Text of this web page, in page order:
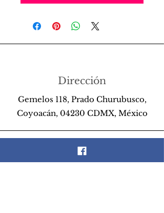
Dirección
Gemelos 118, Prado Churubusco,
Coyoacán, 04230 CDMX, México
Teléfono